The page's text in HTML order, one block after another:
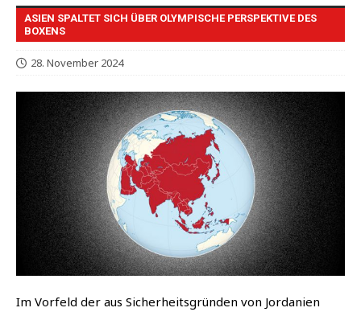
ASIEN SPALTET SICH ÜBER OLYMPISCHE PERSPEKTIVE DES
BOXENS
28. November 2024
Im Vor­feld der aus Sicher­heits­grün­den von Jor­da­ni­en